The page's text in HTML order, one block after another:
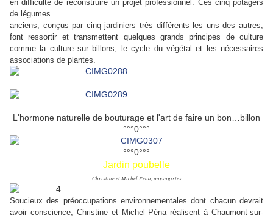
en difficulté de reconstruire un projet professionnel. Ces cinq potagers
de légumes
anciens, conçus par cinq jardiniers très différents les uns des autres,
font ressortir et transmettent quelques grands principes de culture
comme la culture sur billons, le cycle du végétal et les nécessaires
associations de plantes.
L'hormone naturelle de bouturage et l'art de faire un bon…billon
°°°0°°°
°°°0°°°
Jardin poubelle
Christine et Michel Péna, paysagistes
Soucieux des préoccupations environnementales dont chacun devrait
avoir conscience, Christine et Michel Péna réalisent à Chaumont-sur-